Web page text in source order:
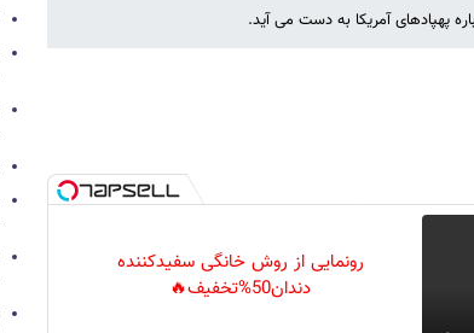
پهپادهای آمریکا به دست می آید.
رونمایی از روش خانگی سفیدکننده
دندان50%تخفیف🔥